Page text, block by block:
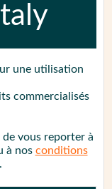
une utilisation
commercialisés
de vous reporter à
à nos conditions
.